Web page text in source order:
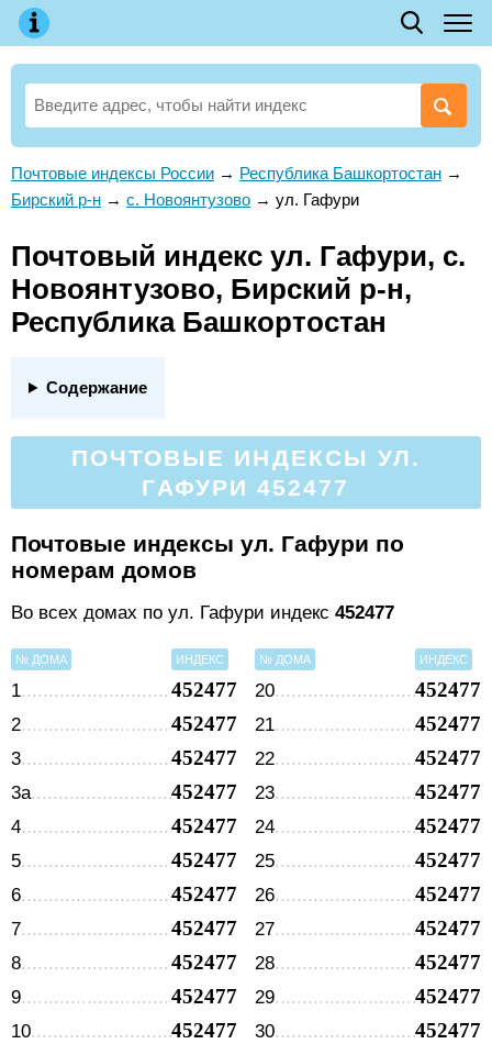
Почтовые индексы России → Республика Башкортостан →
Бирский р-н → с. Новоянтузово → ул. Гафури
Почтовый индекс ул. Гафури, с.
Новоянтузово, Бирский р-н,
Республика Башкортостан
Содержание
ПОЧТОВЫЕ ИНДЕКСЫ УЛ.
ГАФУРИ 452477
Почтовые индексы ул. Гафури по
номерам домов
Во всех домах по ул. Гафури индекс 452477
№ ДОМА ИНДЕКС
1 452477
2 452477
3 452477
3а 452477
4 452477
5 452477
6 452477
7 452477
8 452477
9 452477
10 452477
№ ДОМА ИНДЕКС
20 452477
21 452477
22 452477
23 452477
24 452477
25 452477
26 452477
27 452477
28 452477
29 452477
30 452477